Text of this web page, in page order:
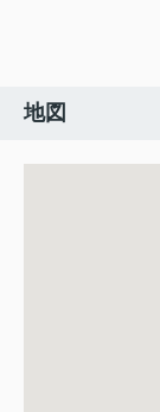
地図